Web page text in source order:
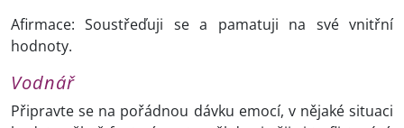
Afirmace: Soustřeďuji se a pamatuji na své vnitřní
hodnoty.
Vodnář
Připravte se na pořádnou dávku emocí, v nějaké situaci